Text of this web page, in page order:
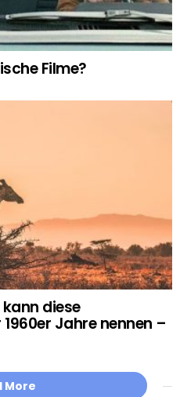
Filme?
kann diese
Jahre nennen –
More